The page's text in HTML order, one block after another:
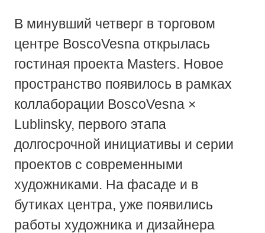
В минувший четверг в торговом
центре BoscoVesna открылась
гостиная проекта Masters. Новое
пространство появилось в рамках
коллаборации BoscoVesna ×
Lublinsky, первого этапа
долгосрочной инициативы и серии
проектов с современными
художниками. На фасаде и в
бутиках центра, уже появились
работы художника и дизайнера